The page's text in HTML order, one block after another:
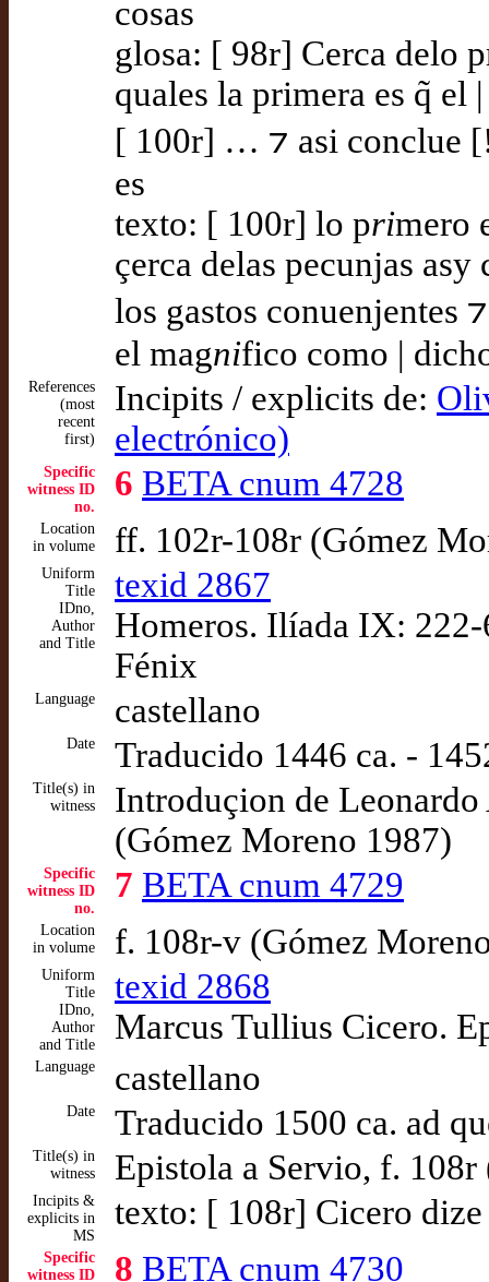
cosas
glosa: [ 98r] Cerca delo
quales la primera es q̃
[ 100r] … ⁊ asi conclue
es
texto: [ 100r] lo primero
çerca delas pecunjas
los gastos conuenjentes
el magnifico como |
References
(most
recent
first)
Incipits / explicits de:
electrónico)
Specific
witness ID
no.
6 BETA cnum 4728
Location
in volume
ff. 102r-108r (Gómez
Uniform
Title
IDno,
Author
and Title
texid 2867
Homeros. Ilíada IX:
Fénix
Language castellano
Date Traducido 1446 ca. -
Title(s) in
witness
Introduçion de
(Gómez Moreno 1987)
Specific
witness ID
no.
7 BETA cnum 4729
Location
in volume
f. 108r-v (Gómez
Uniform
Title
IDno,
Author
and Title
texid 2868
Marcus Tullius Cicero.
Language castellano
Date Traducido 1500 ca. ad
Title(s) in
witness
Epistola a Servio, f.
Incipits &
explicits in
MS
texto: [ 108r] Cicero dize
Specific
witness ID
8 BETA cnum 4730